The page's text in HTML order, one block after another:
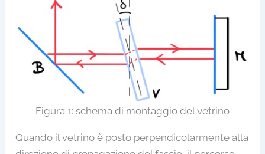
Figura 1: schema di montaggio del vetrino
Quando il vetrino è posto perpendicolarmente alla